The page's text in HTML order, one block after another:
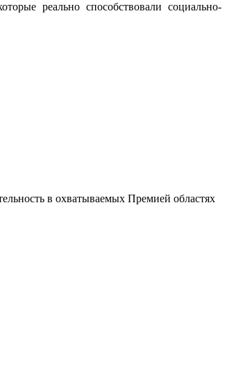
реально способствовали социально-
в охватываемых Премией областях